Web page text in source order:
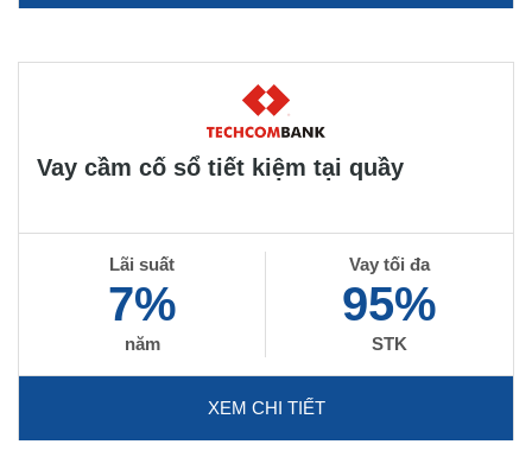
Vay cầm cố sổ tiết kiệm tại quầy
Lãi suất
7%
năm
Vay tối đa
95%
STK
XEM CHI TIẾT